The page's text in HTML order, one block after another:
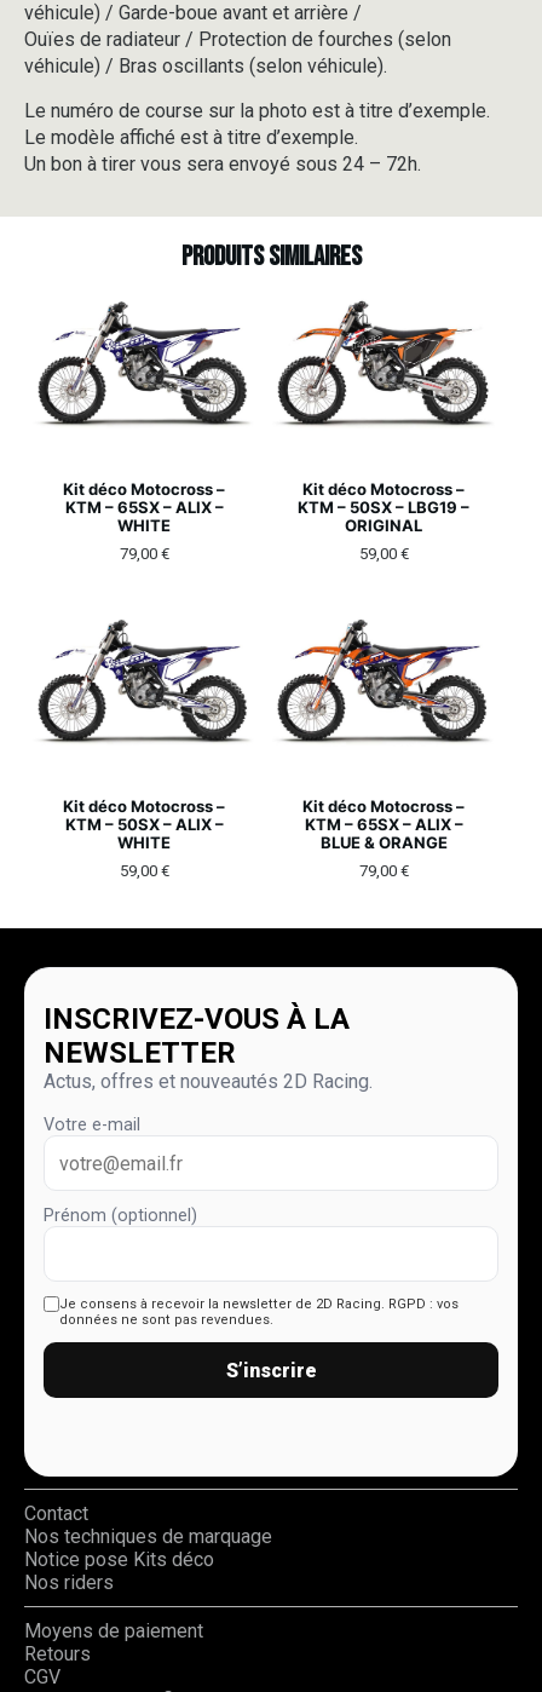
véhicule) / Garde-boue avant et arrière /
Ouïes de radiateur / Protection de fourches (selon
véhicule) / Bras oscillants (selon véhicule).
Le numéro de course sur la photo est à titre d’exemple.
Le modèle affiché est à titre d’exemple.
Un bon à tirer vous sera envoyé sous 24 – 72h.
Produits similaires
Kit déco Motocross –
KTM – 65SX – ALIX –
WHITE
79,00 €
Kit déco Motocross –
KTM – 50SX – LBG19 –
ORIGINAL
59,00 €
Kit déco Motocross –
KTM – 50SX – ALIX –
WHITE
59,00 €
Kit déco Motocross –
KTM – 65SX – ALIX –
BLUE & ORANGE
79,00 €
INSCRIVEZ-VOUS À LA
NEWSLETTER
Actus, offres et nouveautés 2D Racing.
Votre e-mail
Prénom (optionnel)
Je consens à recevoir la newsletter de 2D Racing. RGPD : vos
données ne sont pas revendues.
S’inscrire
Contact
Nos techniques de marquage
Notice pose Kits déco
Nos riders
Moyens de paiement
Retours
CGV